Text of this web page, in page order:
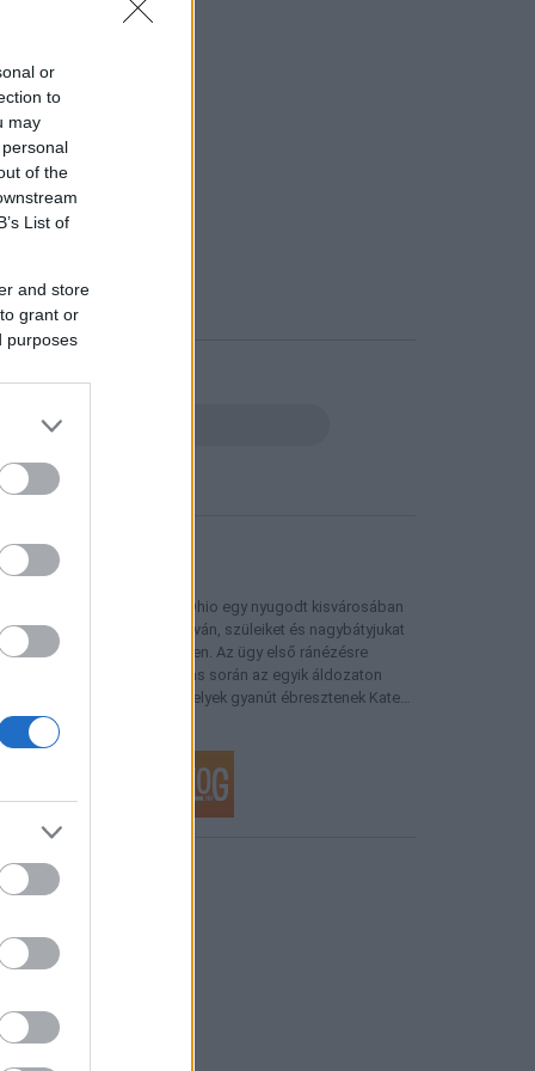
or
to
may
of the
List of
and store
grant or
purposes
Painters Millben, Ohio egy nyugodt kisvárosában
amish gyermek marad árván, szüleiket és nagybátyjukat
találták a családi csűrben. Az ügy első ránézésre
tűnik, de a boncolás során az egyik áldozaton
sérüléseket találnak, amelyek gyanút ébresztenek Kate…